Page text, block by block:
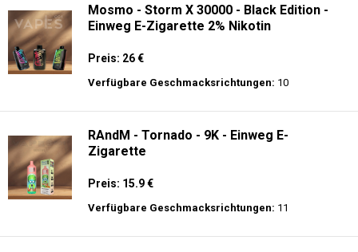
Mosmo - Storm X 30000 - Black Edition -
Einweg E-Zigarette 2% Nikotin
Preis: 26 €
Verfügbare Geschmacksrichtungen: 10
RAndM - Tornado - 9K - Einweg E-
Zigarette
Preis: 15.9 €
Verfügbare Geschmacksrichtungen: 11